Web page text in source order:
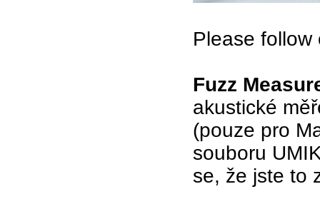
Please
Fuzz
akustické
(pouze pro
souboru
se, že jste to